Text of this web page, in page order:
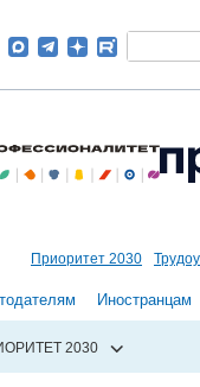
Приоритет 2030
Иностранцам
2030